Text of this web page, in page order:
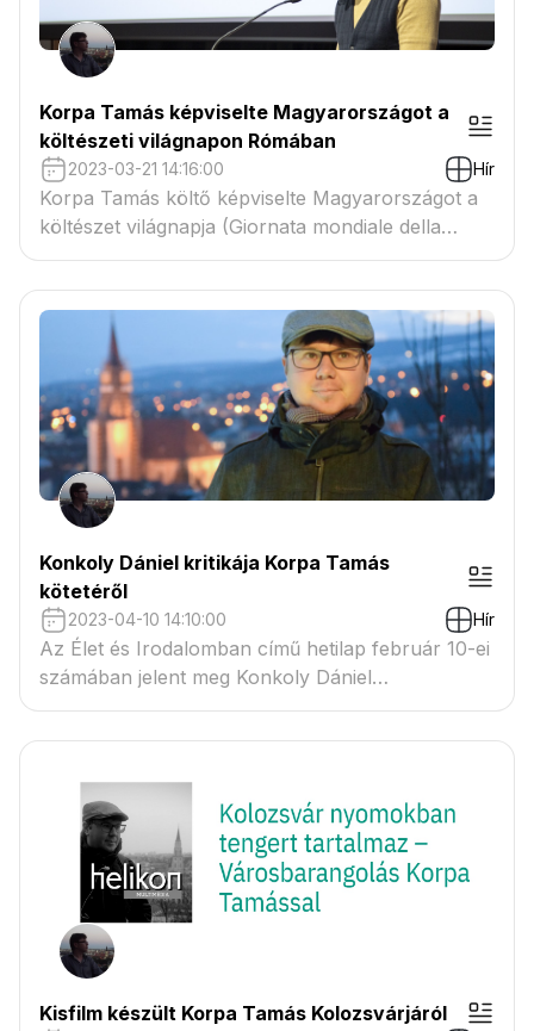
Korpa Tamás képviselte Magyarországot a
költészeti világnapon Rómában
2023-03-21 14:16:00 Hír
Korpa Tamás költő képviselte Magyarországot a
költészet világnapja (Giornata mondiale della
poesia) című rendezvénysorozaton Rómában,
március 21-én, a Római Magyar Akadémia
vendégeként.
Konkoly Dániel kritikája Korpa Tamás
kötetéről
2023-04-10 14:10:00 Hír
Az Élet és Irodalomban című hetilap február 10-ei
számában jelent meg Konkoly Dániel
irodalomtörténész kritikája Odaátról szól címmel
Korpa Tamás Házsongárd live című verskötetéről.
Kisfilm készült Korpa Tamás Kolozsvárjáról